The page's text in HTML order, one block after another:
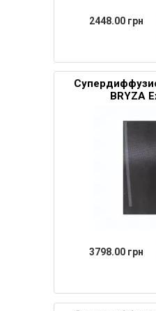
2448.00 грн
BRYZA
3798.00 грн